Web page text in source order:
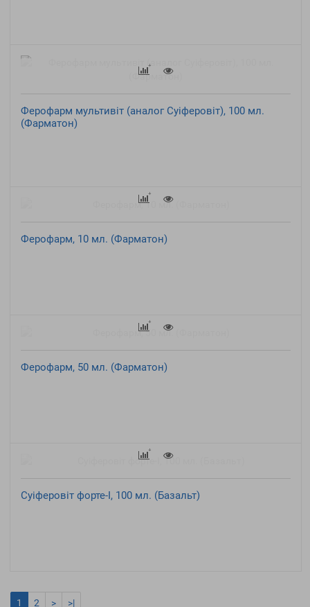
Ферофарм мультивіт (аналог Суіферовіт), 100 мл.
(Фарматон)
Ферофарм, 10 мл. (Фарматон)
Ферофарм, 50 мл. (Фарматон)
Суіферовіт форте-І, 100 мл. (Базальт)
1 2 > >|